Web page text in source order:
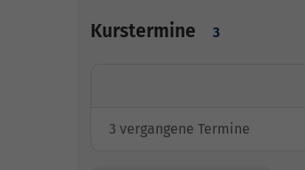
Kurstermine 3
3 vergangene Termine